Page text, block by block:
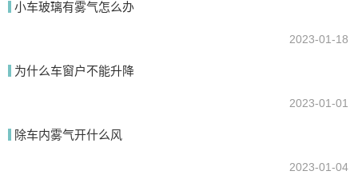
提交
小车玻璃有雾气怎么办
2023-01-18
为什么车窗户不能升降
2023-01-01
除车内雾气开什么风
2023-01-04